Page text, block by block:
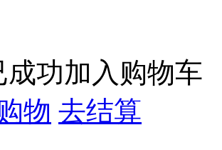
成功加入购物车
物 去结算